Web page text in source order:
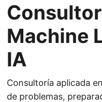
Machine
IA
Consultoría aplicada
de problemas,